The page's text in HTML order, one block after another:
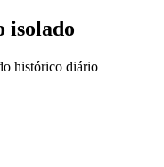
isolado
histórico diário